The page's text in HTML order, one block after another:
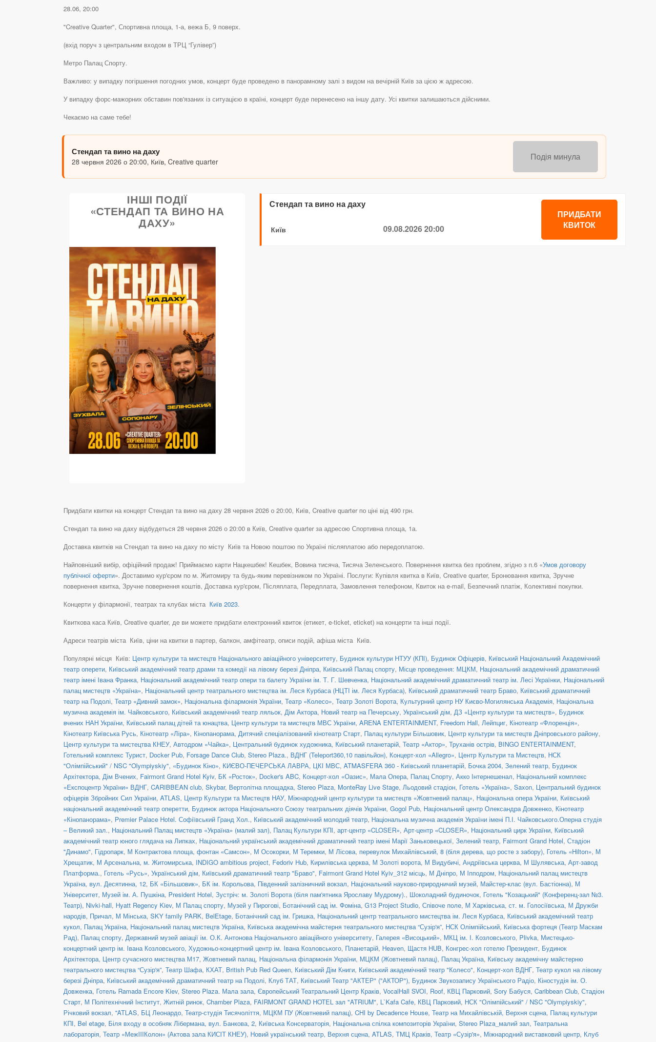
28.06, 20:00
"Creative Quarter", Спортивна площа, 1-а, вежа Б, 9 поверх.
(вхід поруч з центральним входом в ТРЦ “Гулівер”)
Метро Палац Спорту.
Важливо: у випадку погіршення погодних умов, концерт буде проведено в панорамному залі з видом на вечірній Київ за цією ж адресою.
У випадку форс-мажорних обставин пов'язаних із ситуацією в країні, концерт буде перенесено на іншу дату. Усі квитки залишаються дійсними.
Чекаємо на саме тебе!
Стендап та вино на даху
28 червня 2026 о 20:00, Київ, Creative quarter Подія минула
ІНШІ ПОДІЇ
«СТЕНДАП ТА ВИНО НА
ДАХУ»
Стендап та вино на даху
Київ 09.08.2026 20:00
ПРИДБАТИ
КВИТОК
Придбати квитки на концерт Стендап та вино на даху 28 червня 2026 о 20:00, Київ, Creative quarter по ціні від 490 грн.
Стендап та вино на даху відбудеться 28 червня 2026 о 20:00 в Київ, Creative quarter за адресою Спортивна площа, 1а.
Доставка квитків на Стендап та вино на даху по місту Київ та Новою поштою по Україні післяплатою або передоплатою.
Найповніший вибір, офіційний продаж! Приймаємо карти Нацкешбек! Кешбек, Вовина тисяча, Тисяча Зеленського. Повернення квитка без проблем, згідно з п.6 «Умов договору
публічної оферти». Доставимо кур'єром по м. Житомиру та будь-яким перевізником по Україні. Послуги: Купівля квитка в Київ, Creative quarter, Бронювання квитка, Зручне
повернення квитка, Зручне повернення коштів, Доставка кур'єром, Післяплата, Передплата, Замовлення телефоном, Квиток на e-mail, Безпечний платіж, Колективні покупки.
Концерти у філармонії, театрах та клубах міста Київ 2023.
Квиткова каса Київ, Creative quarter, де ви можете придбати електронний квиток (етикет, e-ticket, eticket) на концерти та інші події.
Адреси театрів міста Київ, ціни на квитки в партер, балкон, амфітеатр, описи подій, афіша міста Київ.
Популярні місця Київ: Центр культури та мистецтв Національного авіаційного університету, Будинок культури НТУУ (КПІ), Будинок Офіцерів, Київський Національний Академічний
театр оперети, Київський академічний театр драми та комедії на лівому березі Дніпра, Київський Палац спорту, Місце проведення: МЦКМ, Національний академічний драматичний
театр імені Івана Франка, Національний академічний театр опери та балету України ім. Т. Г. Шевченка, Національний академічний драматичний театр ім. Лесі Українки, Національний
палац мистецтв «Україна», Національний центр театрального мистецтва ім. Леся Курбаса (НЦТІ ім. Леся Курбаса), Київський драматичний театр Браво, Київський драматичний
театр на Подолі, Театр «Дивний замок», Національна філармонія України, Театр «Колесо», Театр Золоті Ворота, Культурний центр НУ Києво-Могилянська Академія, Національна
музична академія ім. Чайковського, Київський академічний театр ляльок, Дім Актора, Новий театр на Печерську, Український дім, ДЗ «Центр культури та мистецтв», Будинок
вчених НАН України, Київський палац дітей та юнацтва, Центр культури та мистецтв МВС України, ARENA ENTERTAINMENT, Freedom Hall, Лейпциг, Кінотеатр «Флоренція»,
Кінотеатр Київська Русь, Кінотеатр «Ліра», Кінопанорама, Дитячий спеціалізований кінотеатр Старт, Палац культури Більшовик, Центр культури та мистецтв Дніпровського району,
Центр культури та мистецтва КНЕУ, Автодром «Чайка», Центральний будинок художника, Київський планетарій, Театр «Актор», Труханів острів, BINGO ENTERTAINMENT,
Готельний комплекс Турист, Docker Pub, Forsage Dance Club, Stereo Plaza., ВДНГ (Teleport360,10 павільйон), Концерт-хол «Allegro», Центр Культури та Мистецтв, НСК
"Олімпійський" / NSC "Olympiyskiy", «Будинок Кіно», КИЄВО-ПЕЧЕРСЬКА ЛАВРА, ЦКІ МВС, ATMASFERA 360 - Київський планетарій, Бочка 2004, Зелений театр, Будинок
Архітектора, Дім Вчених, Fairmont Grand Hotel Kyiv, БК «Росток», Docker's ABC, Концерт-хол «Оазис», Мала Опера, Палац Спорту, Акко Інтернешенал, Національний комплекс
«Експоцентр України» ВДНГ, CARIBBEAN club, Skybar, Вертолітна площадка, Stereo Plaza, MonteRay Live Stage, Льодовий стадіон, Готель «Україна», Saxon, Центральний будинок
офіцерів Збройних Сил України, ATLAS, Центр Культури та Мистецтв НАУ, Міжнародний центр культури та мистецтв «Жовтневий палац», Національна опера України, Київський
національний академічний театр оперетти, Будинок актора Національного Союзу театральних діячів України, Gogol Pub, Національний центр Олександра Довженко, Кінотеатр
«Кінопанорама», Premier Palace Hotel. Софіївський Гранд Хол., Київський академічний молодий театр, Національна музична академія України імені П.І. Чайковського.Оперна студія
– Великий зал., Національний Палац мистецтв «Україна» (малий зал), Палац Культури КПІ, арт-центр «CLOSER», Арт-центр «CLOSER», Національний цирк України, Київський
академічний театр юного глядача на Липках, Національний український академічний драматичний театр імені Марії Заньковецької, Зелений театр, Fairmont Grand Hotel, Стадіон
"Динамо", Гідропарк, М Контрактова площа, фонтан «Самсон», М Осокорки, М Теремки, М Лісова, перевулок Михайлівський, 8 (біля дерева, що росте з забору), Готель «Hilton», М
Хрещатик, М Арсенальна, м. Житомирська, INDIGO ambitious project, Fedoriv Hub, Кирилівська церква, М Золоті ворота, М Видубичі, Андріївська церква, М Шулявська, Арт-завод
Платформа., Готель «Русь», Український дім, Київський драматичний театр "Браво", Fairmont Grand Hotel Kyiv_312 місць, М Дніпро, М Іпподром, Національний палац мистецтв
Україна, вул. Десятинна, 12, БК «Більшовик», БК ім. Корольова, Південний залізничний вокзал, Національний науково-природничий музей, Майстер-клас (вул. Бастіонна), М
Університет, Музей ім. А. Пушкіна, President Hotel, Зустріч: м. Золоті Ворота (біля пам'ятника Ярославу Мудрому)., Шоколадний будиночок, Готель "Козацький" (Конференц-зал №3.
Театр), Nivki-hall, Hyatt Regency Kiev, М Палац спорту, Музей у Пирогові, Ботанічний сад ім. Фоміна, G13 Project Studio, Співоче поле, М Харківська, ст. м. Голосіївська, М Дружби
народів, Причал, М Мінська, SKY family PARK, BelEtage, Ботанічний сад ім. Гришка, Національний центр театрального мистецтва ім. Леся Курбаса, Київський академічний театр
кукол, Палац Україна, Національний палац мистецтв Україна, Київська академічна майстерня театрального мистецтва “Сузір'я”, НСК Олімпійський, Київська фортеця (Театр Маскам
Рад), Палац спорту, Державний музей авіації ім. О.К. Антонова Національного авіаційного університету, Галерея «Висоцький», МКЦ ім. І. Козловського, Plivka, Мистецько-
концертний центр ім. Івана Козловського, Художньо-концертний центр ім. Івана Козловського, Планетарій, Heaven, Щастя HUB, Конгрес-хол готелю Президент, Будинок
Архітектора, Центр сучасного мистецтва М17, Жовтневий палац, Національна філармонія України, МЦКМ (Жовтневий палац), Палац Україна, Київську академічну майстерню
театрального мистецтва “Сузір'я”, Театр Шафа, КХАТ, British Pub Red Queen, Київський Дім Книги, Київський академічний театр "Колесо", Концерт-хол ВДНГ, Театр кукол на лівому
березі Дніпра, Київський академічний драматичний театр на Подолі, Клуб ТАТ, Київський Театр "АКТЕР" ("АКТОР"), Будинок Звукозапису Українського Радіо, Кіностудія ім. О.
Довженка, Готель Ramada Encore Kiev, Stereo Plaza. Мала зала, Європейський Театральний Центр Краків, VocalHall SVOI, Roof, КВЦ Парковий, Sory Бабуся, Caribbean Club, Стадіон
Старт, М Політехнічний Інститут, Житній ринок, Chamber Plaza, FAIRMONT GRAND HOTEL зал "ATRIUM", L`Kafa Cafe, КВЦ Парковий, НСК "Олімпійський" / NSC "Olympiyskiy",
Річковий вокзал, ''ATLAS, БЦ Леонардо, Театр-студія Тисячоліття, МЦКМ ПУ (Жовтневий палац), CHI by Decadence House, Театр на Михайлівській, Верхня сцена, Палац культури
КПІ, Bel etage, Біля входу в особняк Лібермана, вул. Банкова, 2, Київська Консерваторія, Національна спілка композиторів України, Stereo Plaza_малий зал, Театральна
лабораторія, Театр «МежIIIКолон» (Актова зала КИСІТ КНЕУ), Новий український театр, Верхня сцена, ATLAS, ТМЦ Краків, Театр «Сузір'я», Міжнародний виставковий центр, Клуб